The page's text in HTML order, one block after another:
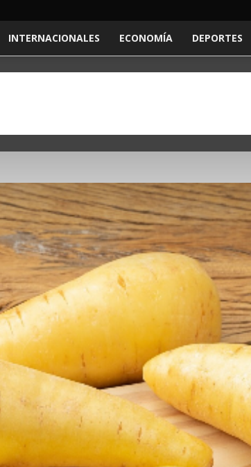
INTERNACIONALES ECONOMÍA DEPORTES